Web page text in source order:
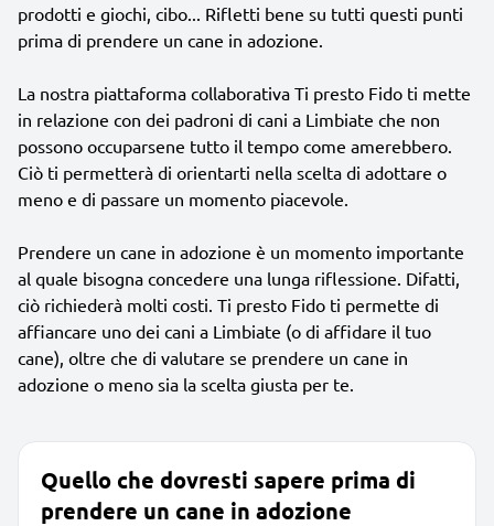
prodotti e giochi, cibo... Rifletti bene su tutti questi punti
prima di prendere un cane in adozione.
La nostra piattaforma collaborativa Ti presto Fido ti mette
in relazione con dei padroni di cani a Limbiate che non
possono occuparsene tutto il tempo come amerebbero.
Ciò ti permetterà di orientarti nella scelta di adottare o
meno e di passare un momento piacevole.
Prendere un cane in adozione è un momento importante
al quale bisogna concedere una lunga riflessione. Difatti,
ciò richiederà molti costi. Ti presto Fido ti permette di
affiancare uno dei cani a Limbiate (o di affidare il tuo
cane), oltre che di valutare se prendere un cane in
adozione o meno sia la scelta giusta per te.
Quello che dovresti sapere prima di
prendere un cane in adozione